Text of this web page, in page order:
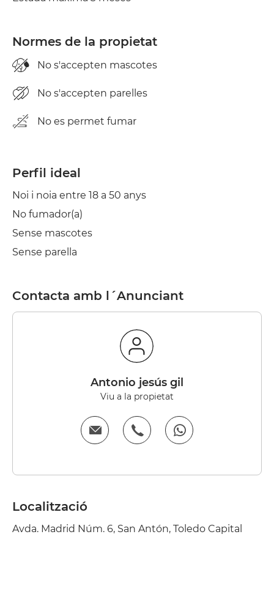
Normes de la propietat
No s'accepten mascotes
No s'accepten parelles
No es permet fumar
Perfil ideal
Noi i noia entre 18 a 50 anys
No fumador(a)
Sense mascotes
Sense parella
Contacta amb l´Anunciant
Antonio jesús gil
Viu a la propietat
Localització
Avda. Madrid Núm. 6, San Antón, Toledo Capital